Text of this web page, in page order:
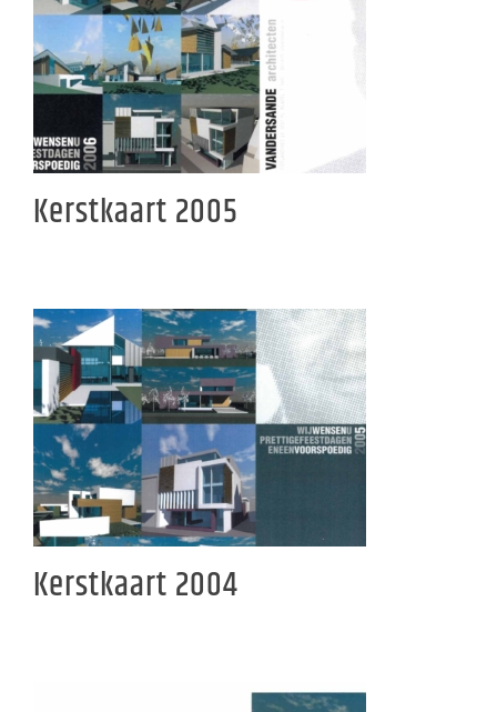
Kerstkaart 2005
Kerstkaart 2004